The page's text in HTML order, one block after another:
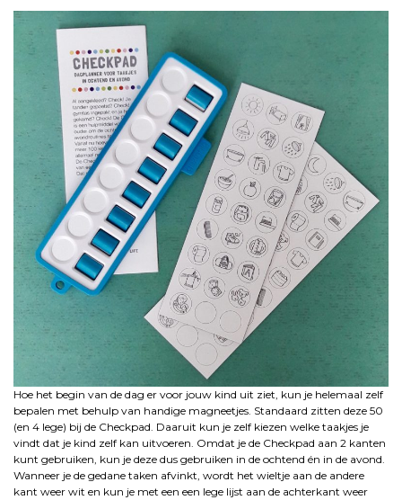
Hoe het begin van de dag er voor jouw kind uit ziet, kun je helemaal zelf
bepalen met behulp van handige magneetjes. Standaard zitten deze 50
(en 4 lege) bij de Checkpad. Daaruit kun je zelf kiezen welke taakjes je
vindt dat je kind zelf kan uitvoeren. Omdat je de Checkpad aan 2 kanten
kunt gebruiken, kun je deze dus gebruiken in de ochtend én in de avond.
Wanneer je de gedane taken afvinkt, wordt het wieltje aan de andere
kant weer wit en kun je met een een lege lijst aan de achterkant weer